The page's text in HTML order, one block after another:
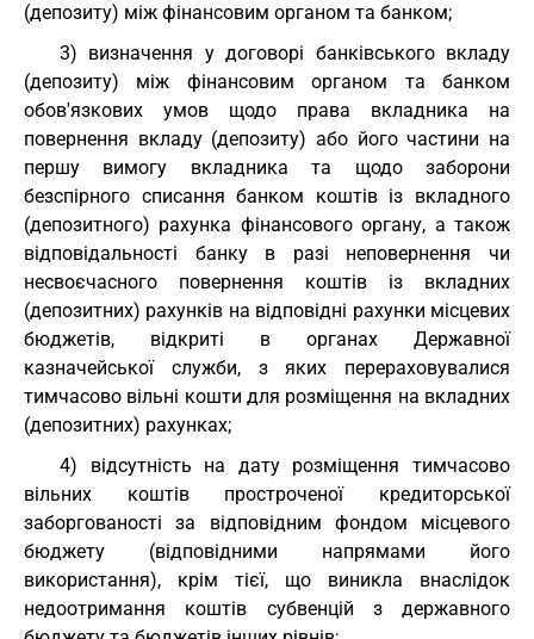
(депозиту) між фінансовим органом та банком;
3) визначення у договорі банківського вкладу
(депозиту) між фінансовим органом та банком
обов'язкових умов щодо права вкладника на
повернення вкладу (депозиту) або його частини на
першу вимогу вкладника та щодо заборони
безспірного списання банком коштів із вкладного
(депозитного) рахунка фінансового органу, а також
відповідальності банку в разі неповернення чи
несвоєчасного повернення коштів із вкладних
(депозитних) рахунків на відповідні рахунки місцевих
бюджетів, відкриті в органах Державної
казначейської служби, з яких перераховувалися
тимчасово вільні кошти для розміщення на вкладних
(депозитних) рахунках;
4) відсутність на дату розміщення тимчасово
вільних коштів простроченої кредиторської
заборгованості за відповідним фондом місцевого
бюджету (відповідними напрямами його
використання), крім тієї, що виникла внаслідок
недоотримання коштів субвенцій з державного